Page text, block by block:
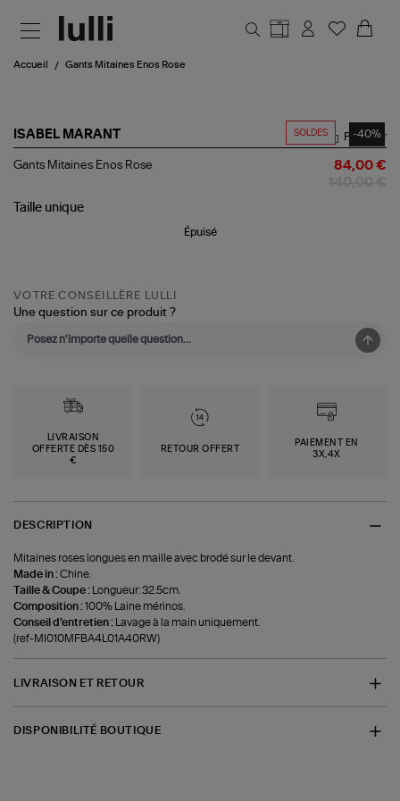
Accueil Gants Mitaines Enos Rose
SOLDES -40%
ISABEL MARANT
Gants
Rose
Partager
Gants Mitaines Enos Rose 84,00 €
Taille unique
Épuisé
VOTRE CONSEILLÈRE LULLI
Une question sur ce produit ?
LIVRAISON
OFFERTE DÈS 150
€
RETOUR OFFERT
PAIEMENT EN
3X,4X
DESCRIPTION
Mitaines roses longues en maille avec brodé sur le devant.
Made in :Chine.
Taille & Coupe :
Longueur: 32.5cm.
Composition :100% Laine mérinos.
Conseil d'entretien :
Lavage à la main uniquement.
(ref-MI010MFBA4L01A40RW)
LIVRAISON ET RETOUR
DISPONIBILITÉ BOUTIQUE